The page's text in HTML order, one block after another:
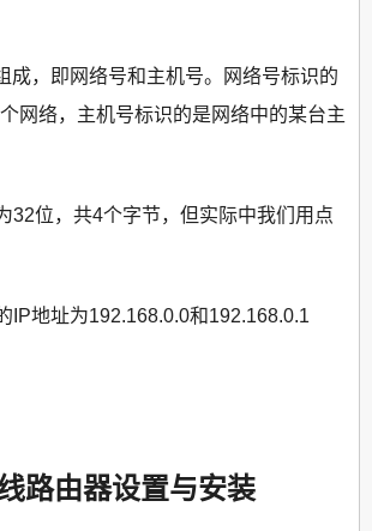
成，即网络号和主机号。网络号标识的
网络，主机号标识的是网络中的某台主
32位，共4个字节，但实际中我们用点
IP地址为192.168.0.0和192.168.0.1
路由器设置与安装